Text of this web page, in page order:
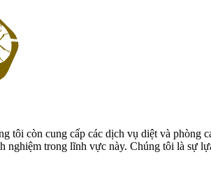
còn cung cấp các dịch vụ diệt và phòng
trong lĩnh vực này. Chúng tôi là sự